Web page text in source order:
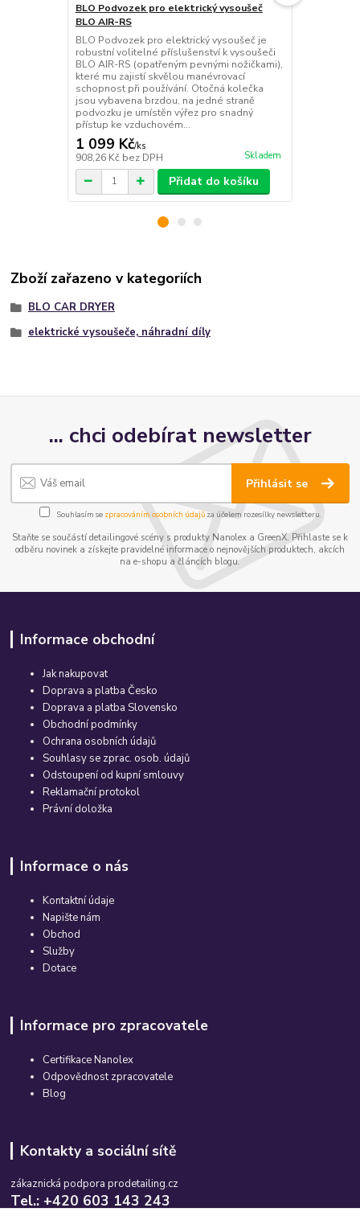
BLO Podvozek pro elektrický vysoušeč
BLO AIR-RS
BLO Podvozek pro elektrický vysoušeč je
robustní volitelné příslušenství k vysoušeči
BLO AIR-RS (opatřeným pevnými nožičkami),
které mu zajistí skvělou manévrovací
schopnost při používání. Otočná kolečka
jsou vybavena brzdou, na jedné straně
podvozku je umístěn výřez pro snadný
přístup ke vzduchovém...
1 099 Kč/ks
908,26 Kč bez DPH Skladem
Přidat do košíku
Zboží zařazeno v kategoriích
BLO CAR DRYER
elektrické vysoušeče, náhradní díly
... chci odebírat newsletter
Přihlásit se
Souhlasím se zpracováním osobních údajůza účelem rozesílky newsletteru.
Staňte se součástí detailingové scény s produkty Nanolex a GreenX. Přihlaste se k
odběru novinek a získejte pravidelné informace o nejnovějších produktech, akcích
na e-shopu a článcích blogu.
Informace obchodní
Jak nakupovat
Doprava a platba Česko
Doprava a platba Slovensko
Obchodní podmínky
Ochrana osobních údajů
Souhlasy se zprac. osob. údajů
Odstoupení od kupní smlouvy
Reklamační protokol
Právní doložka
Informace o nás
Kontaktní údaje
Napište nám
Obchod
Služby
Dotace
Informace pro zpracovatele
Certifikace Nanolex
Odpovědnost zpracovatele
Blog
Kontakty a sociální sítě
zákaznická podpora prodetailing.cz
Tel.: +420 603 143 243